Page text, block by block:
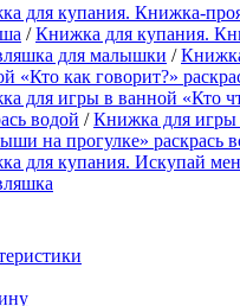
для купания. Книжка-
/Книжка для купания.
для малышки /
«Кто как говорит?»
для игры в ванной «Кто
водой /Книжка для игры
на прогулке» раскрась
для купания. Искупай